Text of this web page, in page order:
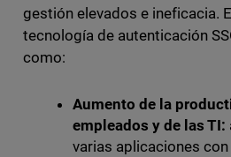
gestión elevados e ineficacia.
tecnología de autenticación
como:
Aumento de la
empleados y de las TI:
varias aplicaciones